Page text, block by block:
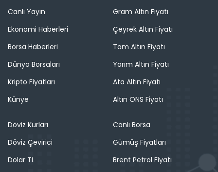
Canlı Yayın
Ekonomi Haberleri
Borsa Haberleri
Dünya Borsaları
Kripto Fiyatları
Künye
Gram Altın Fiyatı
Çeyrek Altın Fiyatı
Tam Altın Fiyatı
Yarım Altın Fiyatı
Ata Altın Fiyatı
Altın ONS Fiyatı
Döviz Kurları
Döviz Çevirici
Dolar TL
Canlı Borsa
Gümüş Fiyatları
Brent Petrol Fiyatı